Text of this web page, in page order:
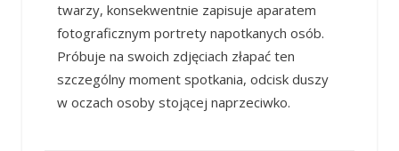
twarzy, konsekwentnie zapisuje aparatem
fotograficznym portrety napotkanych osób.
Próbuje na swoich zdjęciach złapać ten
szczególny moment spotkania, odcisk duszy
w oczach osoby stojącej naprzeciwko.